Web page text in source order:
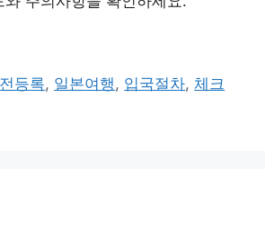
등록, 일본여행, 입국절차,체크